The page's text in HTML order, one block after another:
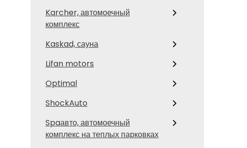
Karcher, автомоечный
комплекс
Kaskad, сауна
Lifan motors
Optimal
ShockAuto
Spaавто, автомоечный
комплекс на теплых парковках